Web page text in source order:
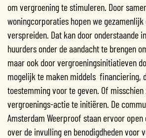
om vergroening te stimuleren. Door
woningcorporaties hopen we gezamenlijk
verspreiden. Dat kan door onderstaande
huurders onder de aandacht te brengen
maar ook door vergroeningsinitiatieven
mogelijk te maken middels financiering,
toestemming voor te geven. Of
vergroenings-actie te initiëren. De
Amsterdam Weerproof staan ervoor
over de invulling en benodigdheden voor